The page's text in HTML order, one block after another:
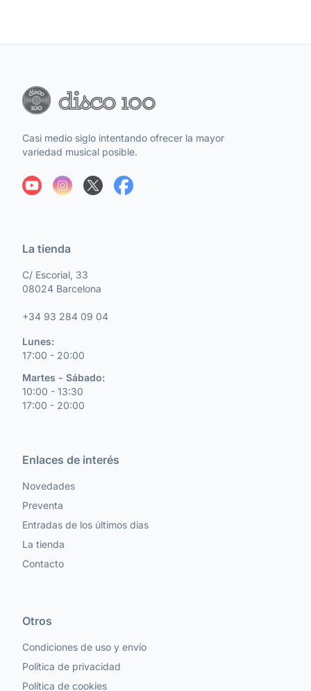
Casi medio siglo intentando ofrecer la mayor
variedad musical posible.
La tienda
C/ Escorial, 33
08024 Barcelona
+34 93 284 09 04
Lunes:
17:00 - 20:00
Martes - Sábado:
10:00 - 13:30
17:00 - 20:00
Enlaces de interés
Novedades
Preventa
Entradas de los últimos días
La tienda
Contacto
Otros
Condiciones de uso y envío
Política de privacidad
Política de cookies